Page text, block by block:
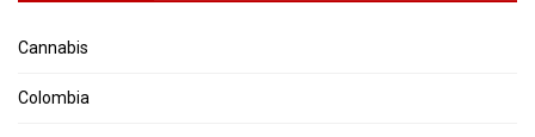
Cannabis
Colombia